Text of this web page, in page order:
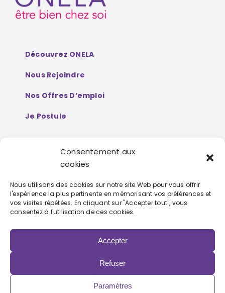
Consentement aux
cookies
Nous utilisons des cookies sur notre site Web pour vous offrir
l'expérience la plus pertinente en mémorisant vos préférences et
vos visites répétées. En cliquant sur "Accepter tout", vous
consentez à l'utilisation de ces cookies.
Accepter
Refuser
Paramètres
Découvrez ONELA
Nous Rejoindre
Nos Offres D’emploi
Je Postule
Mentions Légales
Politique De Protection De Données
Personnelles